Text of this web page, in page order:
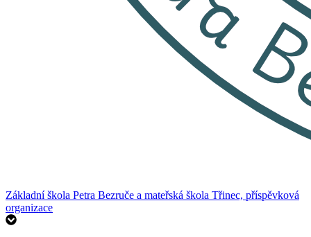
Základní škola Petra Bezruče a mateřská škola Třinec, příspěvková
organizace